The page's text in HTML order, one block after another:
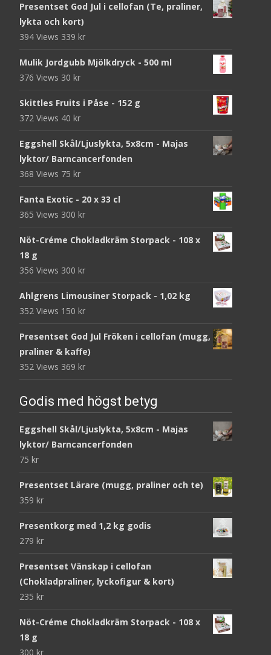
Presentset God Jul i cellofan (Te, praliner,
lykta och kort)
394 Views 339 kr
Mulik Jordgubb Mjölkdryck - 500 ml
376 Views 30 kr
Skittles Fruits i Påse - 152 g
372 Views 40 kr
Eggshell Skål/Ljuslykta, 5x8cm - Majas
lyktor/ Barncancerfonden
368 Views 75 kr
Fanta Exotic - 20 x 33 cl
365 Views 300 kr
Nöt-Créme Chokladkräm Storpack - 108 x
18 g
356 Views 300 kr
Ahlgrens Limousiner Storpack - 1,02 kg
352 Views 150 kr
Presentset God Jul Fröken i cellofan (mugg,
praliner & kaffe)
352 Views 369 kr
Godis med högst betyg
Eggshell Skål/Ljuslykta, 5x8cm - Majas
lyktor/ Barncancerfonden
75 kr
Presentset Lärare (mugg, praliner och te)
359 kr
Presentkorg med 1,2 kg godis
279 kr
Presentset Vänskap i cellofan
(Chokladpraliner, lyckofigur & kort)
235 kr
Nöt-Créme Chokladkräm Storpack - 108 x
18 g
300 kr